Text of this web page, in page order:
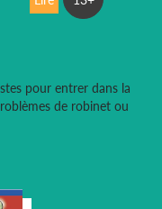
pour entrer dans la
de robinet ou